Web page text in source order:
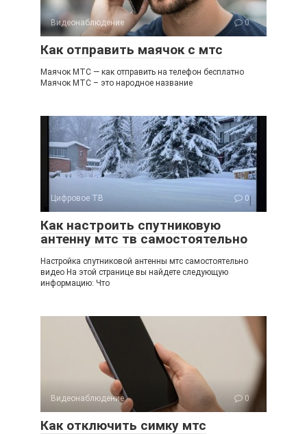
Видеонаблюдение 0
Как отправить маячок с мтс
Маячок МТС — как отправить на телефон бесплатно
Маячок МТС – это народное название
Цифровое ТВ 0
Как настроить спутниковую
антенну мтс тв самостоятельно
Настройка спутниковой антенны мтс самостоятельно
видео На этой странице вы найдете следующую
информацию: Что
Видеонаблюдение 0
Как отключить симку мтс